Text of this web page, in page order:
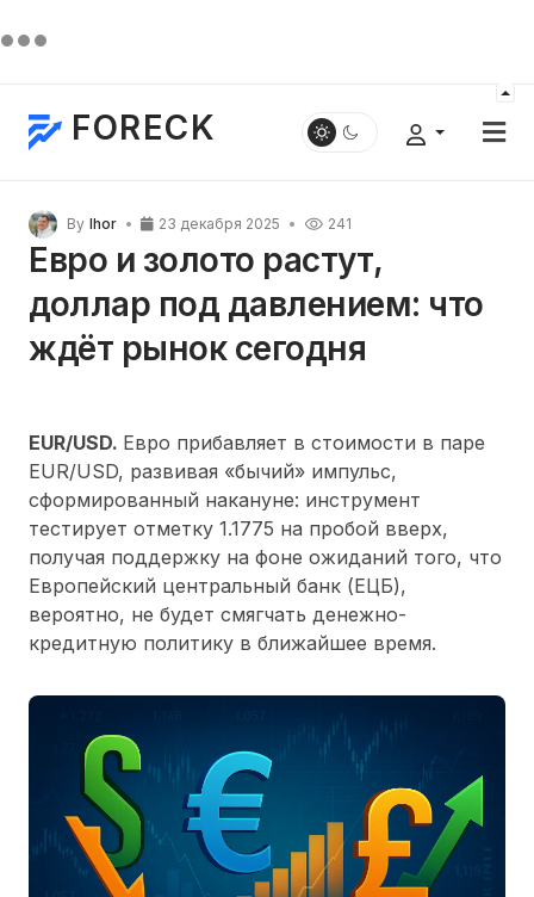
FORECK
By Ihor 23 декабря 2025 241
Евро и золото растут,
доллар под давлением: что
ждёт рынок сегодня
EUR/USD. Евро прибавляет в стоимости в паре
EUR/USD, развивая «бычий» импульс,
сформированный накануне: инструмент
тестирует отметку 1.1775 на пробой вверх,
получая поддержку на фоне ожиданий того, что
Европейский центральный банк (ЕЦБ),
вероятно, не будет смягчать денежно-
кредитную политику в ближайшее время.